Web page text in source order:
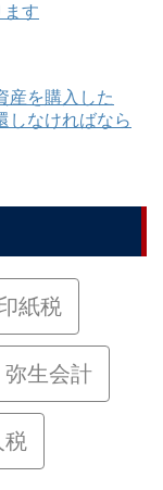
す
産を購入した
しなければなら
紙税
弥生会計
税